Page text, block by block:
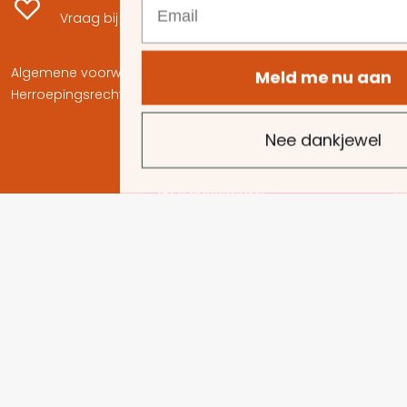
Vraag bij uw verkoper naar de mogelijkheden.
Algemene voorwaarden Klachtenregeling•
Herroepingsrecht
Meld me nu aan
Nee dankjewel